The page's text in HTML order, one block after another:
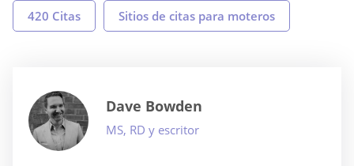
420 Citas Sitios de citas para moteros
Dave Bowden
MS, RD y escritor